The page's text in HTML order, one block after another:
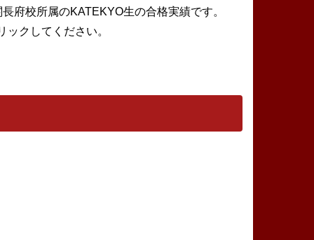
府校所属のKATEKYO生の合格実績です。
クしてください。